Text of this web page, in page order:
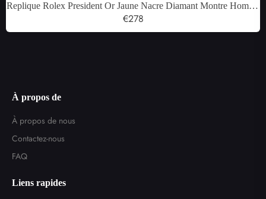
Replique Rolex President Or Jaune Nacre Diamant Montre Homme
116188
€278
À propos de
À propos de nous
Contactez-nous
FAQ
Liens rapides